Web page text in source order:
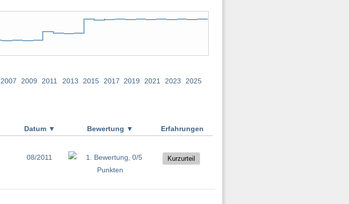
2007 2009 2011 2013 2015 2017 2019 2021 2023 2025
Datum ▼ Bewertung ▼ Erfahrungen
08/2011 Kurzurteil